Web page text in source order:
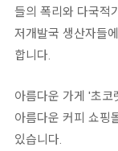
들의 폭리와 다국적
저개발국 생산자들
합니다.
아름다운 가게 '초
아름다운 커피 쇼핑
있습니다.